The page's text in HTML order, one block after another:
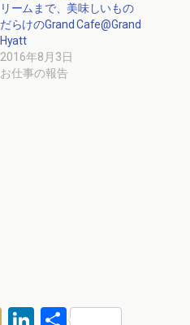
リームまで、美味しいもの
だらけのGrand Cafe@Grand
Hyatt
2016年8月3日
お仕事の報告